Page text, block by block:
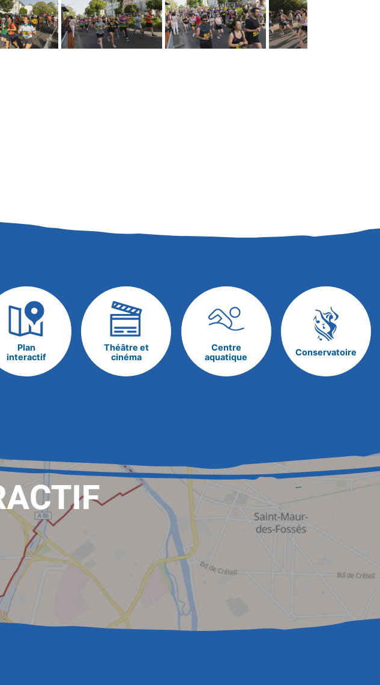
Plan
interactif
Théâtre et
cinéma
Centre
aquatique
Conservatoire